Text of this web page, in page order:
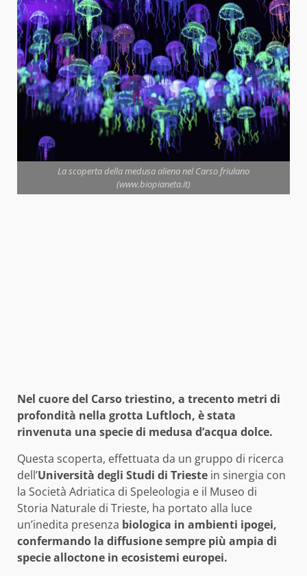
La scoperta della medusa aliena nel Carso friulano
(www.biopianeta.it)
Nel cuore del Carso triestino, a trecento metri di
profondità nella grotta Luftloch, è stata
rinvenuta una specie di medusa d’acqua dolce.
Questa scoperta, effettuata da un gruppo di ricerca
dell’Università degli Studi di Trieste in sinergia con
la Società Adriatica di Speleologia e il Museo di
Storia Naturale di Trieste, ha portato alla luce
un’inedita presenza biologica in ambienti ipogei,
confermando la diffusione sempre più ampia di
specie alloctone in ecosistemi europei.